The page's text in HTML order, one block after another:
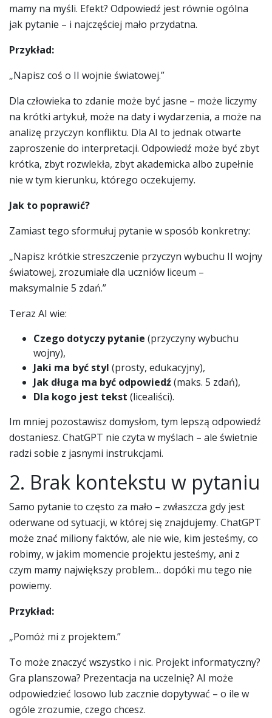
mamy na myśli. Efekt? Odpowiedź jest równie ogólna
jak pytanie – i najczęściej mało przydatna.
Przykład:
„Napisz coś o II wojnie światowej.”
Dla człowieka to zdanie może być jasne – może liczymy
na krótki artykuł, może na daty i wydarzenia, a może na
analizę przyczyn konfliktu. Dla AI to jednak otwarte
zaproszenie do interpretacji. Odpowiedź może być zbyt
krótka, zbyt rozwlekła, zbyt akademicka albo zupełnie
nie w tym kierunku, którego oczekujemy.
Jak to poprawić?
Zamiast tego sformułuj pytanie w sposób konkretny:
„Napisz krótkie streszczenie przyczyn wybuchu II wojny
światowej, zrozumiałe dla uczniów liceum –
maksymalnie 5 zdań.”
Teraz AI wie:
Czego dotyczy pytanie (przyczyny wybuchu
wojny),
Jaki ma być styl (prosty, edukacyjny),
Jak długa ma być odpowiedź(maks. 5 zdań),
Dla kogo jest tekst (licealiści).
Im mniej pozostawisz domysłom, tym lepszą odpowiedź
dostaniesz. ChatGPT nie czyta w myślach – ale świetnie
radzi sobie z jasnymi instrukcjami.
2. Brak kontekstu w pytaniu
Samo pytanie to często za mało – zwłaszcza gdy jest
oderwane od sytuacji, w której się znajdujemy. ChatGPT
może znać miliony faktów, ale nie wie, kim jesteśmy, co
robimy, w jakim momencie projektu jesteśmy, ani z
czym mamy największy problem… dopóki mu tego nie
powiemy.
Przykład:
„Pomóż mi z projektem.”
To może znaczyć wszystko i nic. Projekt informatyczny?
Gra planszowa? Prezentacja na uczelnię? AI może
odpowiedzieć losowo lub zacznie dopytywać – o ile w
ogóle zrozumie, czego chcesz.